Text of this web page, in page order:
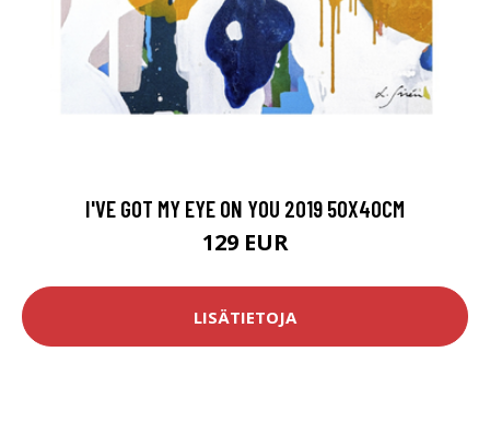
I'VE GOT MY EYE ON YOU 2019 50X40CM
129 EUR
LISÄTIETOJA